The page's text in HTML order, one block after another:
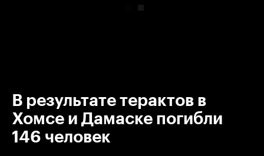
В результате терактов в
Хомсе и Дамаске погибли
146 человек